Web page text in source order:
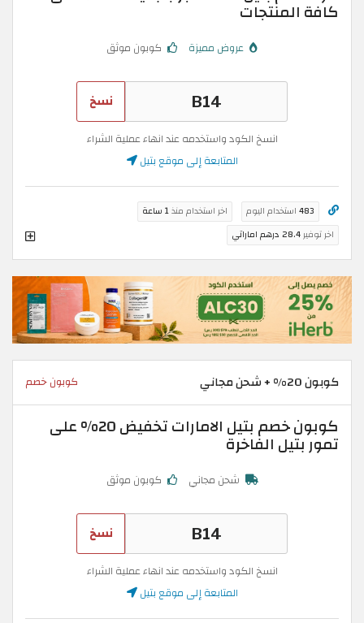
كافة المنتجات
عروض مميزة كوبون موثق
نسخ
انسخ الكود واستخدمه عند انهاء عملية الشراء
المتابعة إلى موقع بتيل
483 استخدام اليوم اخر استخدام منذ1 ساعة
اخر توفير28.4 درهم اماراتي
كوبون 20% + شحن مجاني كوبون خصم
كوبون خصم بتيل الامارات تخفيض 20% على
تمور بتيل الفاخرة
شحن مجاني كوبون موثق
نسخ
انسخ الكود واستخدمه عند انهاء عملية الشراء
المتابعة إلى موقع بتيل